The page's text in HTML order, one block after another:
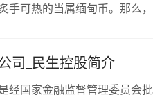
手可热的当属缅甸币。那么
司_民生控股简介
经国家金融监督管理委员会